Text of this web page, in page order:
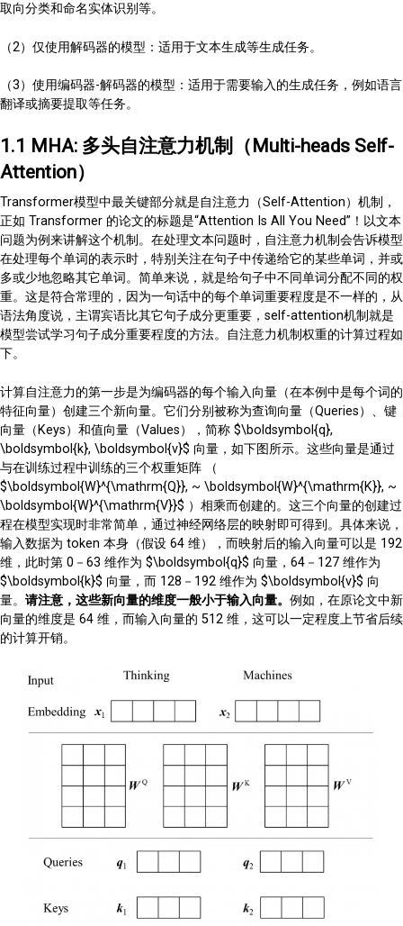
取向分类和命名实体识别等。
（2）仅使用解码器的模型：适用于文本生成等生成任务。
（3）使用编码器-解码器的模型：适用于需要输入的生成任务，例如语言
翻译或摘要提取等任务。
1.1 MHA: 多头自注意力机制（Multi-heads Self-
Attention）
Transformer模型中最关键部分就是自注意力（Self-Attention）机制，
正如 Transformer 的论文的标题是“Attention Is All You Need”！以文本
问题为例来讲解这个机制。在处理文本问题时，自注意力机制会告诉模型
在处理每个单词的表示时，特别关注在句子中传递给它的某些单词，并或
多或少地忽略其它单词。简单来说，就是给句子中不同单词分配不同的权
重。这是符合常理的，因为一句话中的每个单词重要程度是不一样的，从
语法角度说，主谓宾语比其它句子成分更重要，self-attention机制就是
模型尝试学习句子成分重要程度的方法。自注意力机制权重的计算过程如
下。
计算自注意力的第一步是为编码器的每个输入向量（在本例中是每个词的
特征向量）创建三个新向量。它们分别被称为查询向量（Queries）、键
向量（Keys）和值向量（Values），简称 $\boldsymbol{q},
\boldsymbol{k}, \boldsymbol{v}$ 向量，如下图所示。这些向量是通过
与在训练过程中训练的三个权重矩阵 （
$\boldsymbol{W}^{\mathrm{Q}}, ~ \boldsymbol{W}^{\mathrm{K}}, ~
\boldsymbol{W}^{\mathrm{V}}$ ）相乘而创建的。这三个向量的创建过
程在模型实现时非常简单，通过神经网络层的映射即可得到。具体来说，
输入数据为 token 本身（假设 64 维），而映射后的输入向量可以是 192
维，此时第 0－63 维作为 $\boldsymbol{q}$ 向量，64－127 维作为
$\boldsymbol{k}$ 向量，而 128－192 维作为 $\boldsymbol{v}$ 向
量。 请注意，这些新向量的维度一般小于输入向量。 例如，在原论文中新
向量的维度是 64 维，而输入向量的 512 维，这可以一定程度上节省后续
的计算开销。